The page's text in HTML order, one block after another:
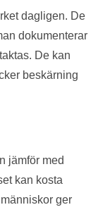
dagligen. De
dokumenterar
De kan
beskärning
jämför med
kan kosta
ger